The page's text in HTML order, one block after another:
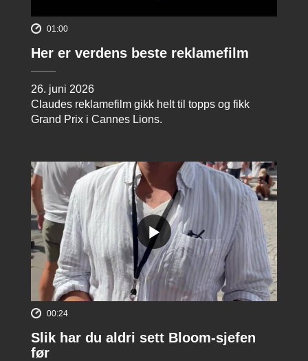
01:00
Her er verdens beste reklamefilm
26. juni 2026
Claudes reklamefilm gikk helt til topps og fikk
Grand Prix i Cannes Lions.
00:24
Slik har du aldri sett Bloom-sjefen
før